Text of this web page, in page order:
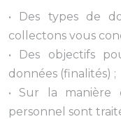
• Des types de
collectons vous
• Des objectifs
données (finalités) ;
• Sur la manière
personnel sont